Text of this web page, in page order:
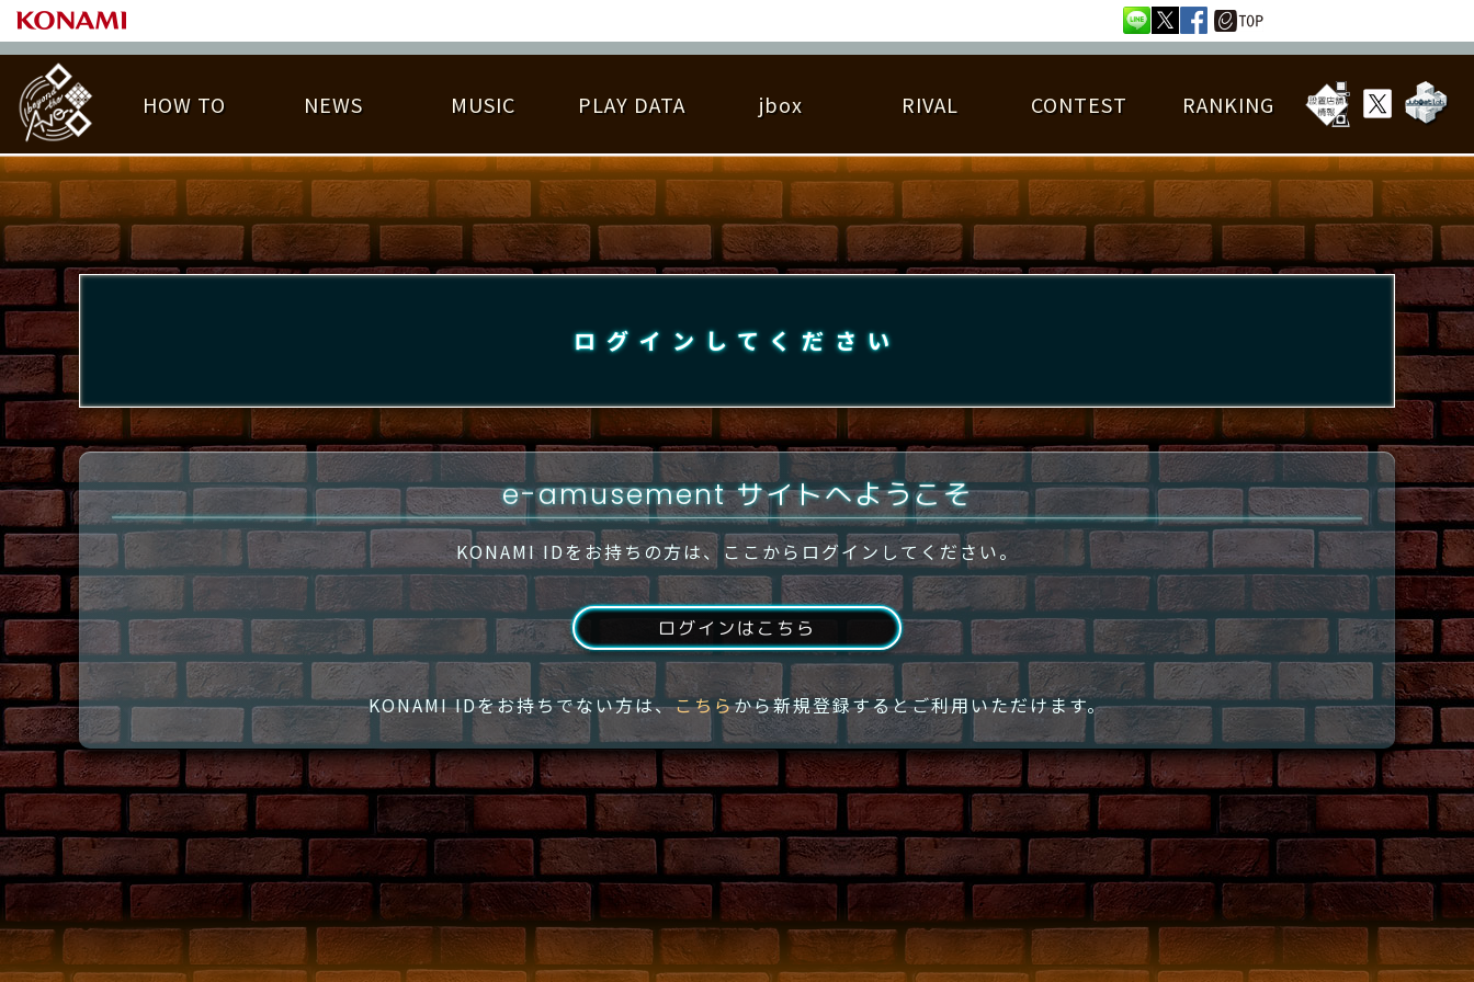
HOW TO
基本の遊び方 遊び方ガイド
NEWS MUSIC
遊べる楽曲 アーティスト紹介
PLAY DATA
PLAY DATA TOP EMBLEM ゆびベル 楽曲データ 詳細楽曲データ
称号 プレー履歴 プレーグラフ ねんごろチャレンジ EDIT譜面
jbox RIVAL
ライバル一覧 逆ライバル一覧 ライバル比較 プレーヤー検索 フレンドリスト
CONTEST
大会参加 大会開催 大会参加情報 大会とは？
RANKING
LICENSE HIT CHART ORIGINAL HIT CHART BEST SCORE RANKING TOTAL BEST SCORE RANKING
ログインしてください
e-amusement サイトへようこそ
KONAMI IDをお持ちの方は、ここからログインしてください。
ログインはこちら
KONAMI IDをお持ちでない方は、こちらから新規登録するとご利用いただけます。